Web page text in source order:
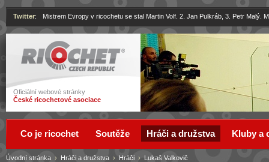
Ricochet
Oficiální webové stránky
České ricochetové asociace
Twitter: Mistrem Evropy v ricochetu se stal Martin Volf. 2. Jan Pulkráb, 3. Petr Malý.
Úvodní stránka › Hráči a družstva › Hráči › Lukaš Valkovič
Co je ricochet Soutěže Hráči a družstva Kluby a